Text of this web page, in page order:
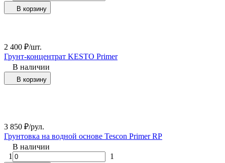
В корзину
2 400 ₽/шт.
Грунт-концентрат KESTO Primer
В наличии
В корзину
3 850 ₽/рул.
Грунтовка на водной основе Tescon Primer RP
В наличии
1
1